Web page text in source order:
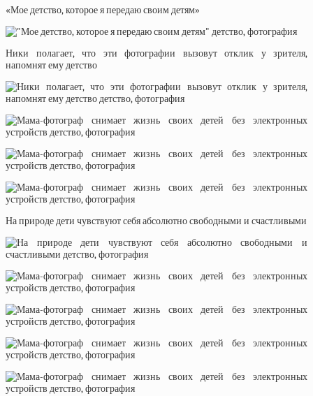
«Мое детство, которое я передаю своим детям»
Ники полагает, что эти фотографии вызовут отклик у зрителя,
напомнят ему детство
На природе дети чувствуют себя абсолютно свободными и счастливыми